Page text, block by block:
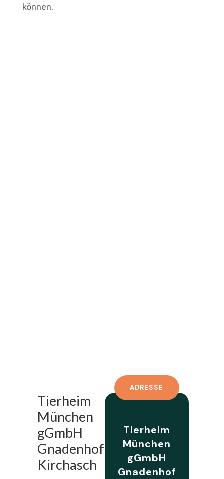
können.
Tierheim
München
gGmbH
Gnadenhof
Kirchasch
ADRESSE
Tierheim
München
gGmbH
Gnadenhof